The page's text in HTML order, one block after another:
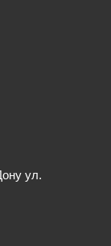
ул.